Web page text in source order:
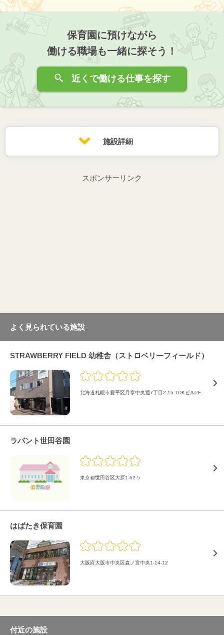
保育園に預けながら
働ける職場も一緒に探そう！
近くで働ける仕事を探す
施設詳細
スポンサーリンク
よく見られている施設
STRAWBERRY FIELD 幼稚舎（ストロベリーフィールド）
北海道札幌市豊平区月寒中央通7丁目2-15 TDKビル2F
ラバント世田谷園
東京都世田谷区大原1-62-5
はばたき保育園
大阪府大阪市中央区森ノ宮中央1-14-12
付近の施設